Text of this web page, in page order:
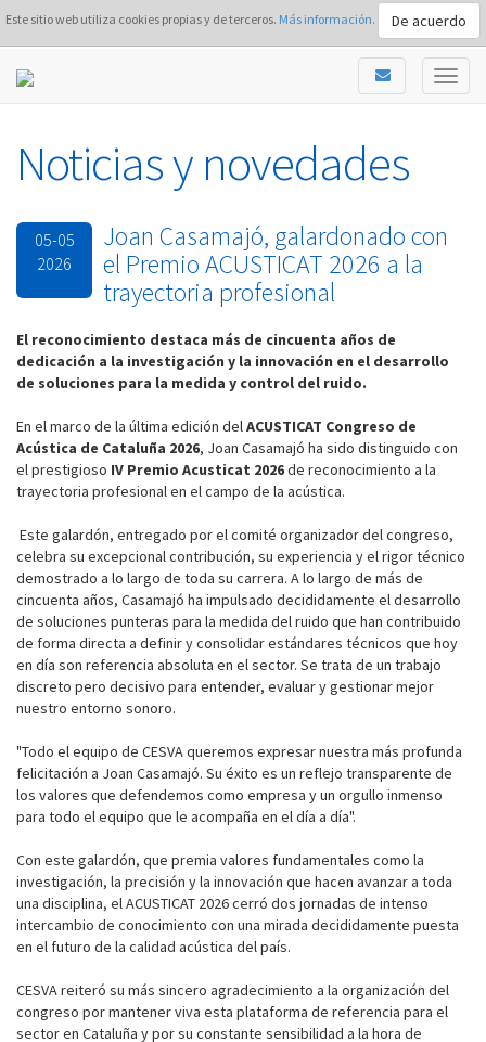
Este sitio web utiliza cookies propias y de terceros. Más información. De acuerdo
Noticias y novedades
05-05
2026
Joan Casamajó, galardonado con
el Premio ACUSTICAT 2026 a la
trayectoria profesional
El reconocimiento destaca más de cincuenta años de
dedicación a la investigación y la innovación en el desarrollo
de soluciones para la medida y control del ruido.
En el marco de la última edición delACUSTICAT Congreso de
Acústica de Cataluña 2026, Joan Casamajó ha sido distinguido con
el prestigioso IV Premio Acusticat 2026de reconocimiento a la
trayectoria profesional en el campo de la acústica.
Este galardón, entregado por el comité organizador del congreso,
celebra su excepcional contribución, su experiencia y el rigor técnico
demostrado a lo largo de toda su carrera. A lo largo de más de
cincuenta años, Casamajó ha impulsado decididamente el desarrollo
de soluciones punteras para la medida del ruido que han contribuido
de forma directa a definir y consolidar estándares técnicos que hoy
en día son referencia absoluta en el sector. Se trata de un trabajo
discreto pero decisivo para entender, evaluar y gestionar mejor
nuestro entorno sonoro.
"Todo el equipo de CESVA queremos expresar nuestra más profunda
felicitación a Joan Casamajó. Su éxito es un reflejo transparente de
los valores que defendemos como empresa y un orgullo inmenso
para todo el equipo que le acompaña en el día a día".
Con este galardón, que premia valores fundamentales como la
investigación, la precisión y la innovación que hacen avanzar a toda
una disciplina, el ACUSTICAT 2026 cerró dos jornadas de intenso
intercambio de conocimiento con una mirada decididamente puesta
en el futuro de la calidad acústica del país.
CESVA reiteró su más sincero agradecimiento a la organización del
congreso por mantener viva esta plataforma de referencia para el
sector en Cataluña y por su constante sensibilidad a la hora de